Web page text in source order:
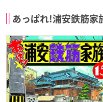
あっぱれ!浦安鉄筋家